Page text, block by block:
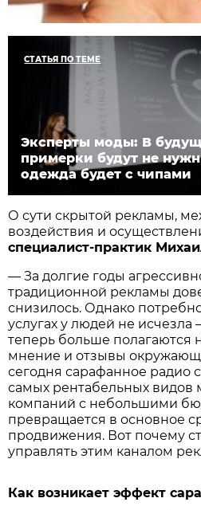
СТАТЬЯ ПО ТЕМЕ
Эксперты моды: В
примерки будут не
одежда будет с чипами
О сути скрытой рекламы,
воздействия и
специалист-практик
— За долгие годы
традиционной рекламы
снизилось. Однако
услугах у людей не исчезла
теперь больше полагаются
мнение и отзывы
сегодня сарафанное радио
самых рентабельных видов
компаний с небольшими
превращается в основное
продвижения. Вот почему
управлять этим каналом
Как возникает эффект